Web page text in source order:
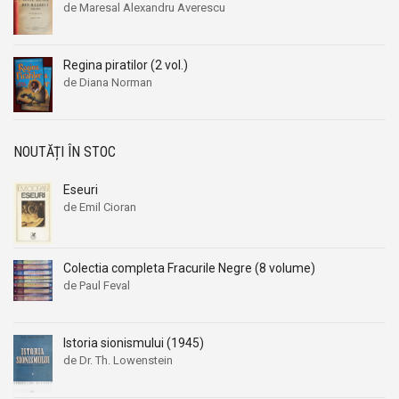
Aleksandr Beleaev
Alex Mihai Stoenescu
Alexandr Soljenitin
Alexandra Mosneaga
Alexandre Dumas
Alexandre Dumas fiul
Alexandre Koyre
Alexandrian
Alexandru Balaci
Alexandru Dobos
Aleksandr Beleaev
Alex Mihai Stoenescu
Alexandr Soljenitin
Alexandra Mosneaga
Alexandre Dumas
Alexandre Dumas fiul
Alexandre Koyre
Alexandrian
Alexandru Balaci
Alexandru Dobos
de Maresal Alexandru Averescu
Regina piratilor (2 vol.)
de Diana Norman
NOUTĂȚI ÎN STOC
Eseuri
de Emil Cioran
Colectia completa Fracurile Negre (8 volume)
de Paul Feval
Istoria sionismului (1945)
de Dr. Th. Lowenstein